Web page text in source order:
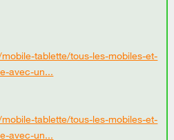
tablette/tous-les-mobiles-et-
avec-un...
tablette/tous-les-mobiles-et-
avec-un...